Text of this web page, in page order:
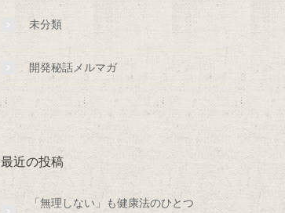
未分類
開発秘話メルマガ
最近の投稿
「無理しない」も健康法のひとつ